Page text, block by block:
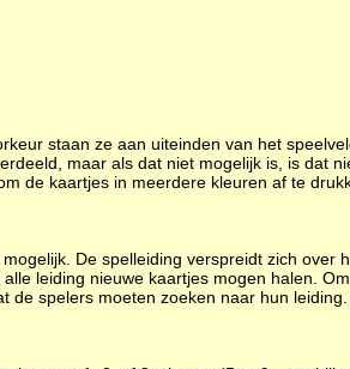
staan ze aan uiteinden van het
maar als dat niet mogelijk is, is dat
de kaartjes in meerdere kleuren af te
De spelleiding verspreidt zich over
leiding nieuwe kaartjes mogen halen.
de spelers moeten zoeken naar hun leiding.